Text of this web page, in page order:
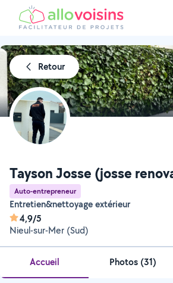
Retour
Tayson Josse (josse
Auto-entrepreneur
Entretien&nettoyage extérieur
4,9/5
Nieul-sur-Mer (Sud)
Accueil Photos (31)